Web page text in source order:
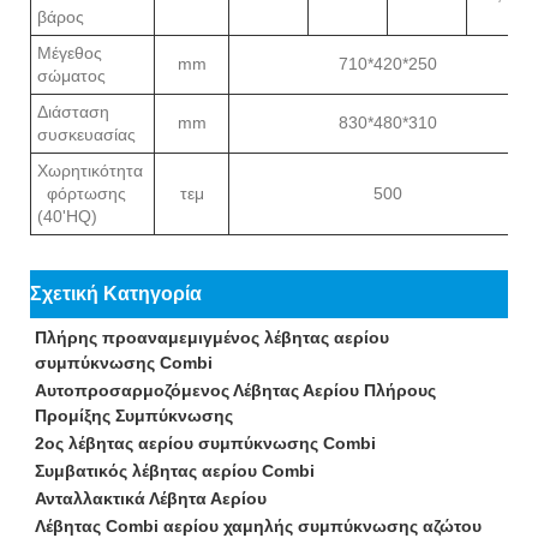
βάρος
Μέγεθος
σώματος
mm 710*420*250
Διάσταση
συσκευασίας
mm 830*480*310
Χωρητικότητα
φόρτωσης
(40'HQ)
τεμ 500
Σχετική Κατηγορία
Πλήρης προαναμεμιγμένος λέβητας αερίου
συμπύκνωσης Combi
Αυτοπροσαρμοζόμενος Λέβητας Αερίου Πλήρους
Προμίξης Συμπύκνωσης
2ος λέβητας αερίου συμπύκνωσης Combi
Συμβατικός λέβητας αερίου Combi
Ανταλλακτικά Λέβητα Αερίου
Λέβητας Combi αερίου χαμηλής συμπύκνωσης αζώτου